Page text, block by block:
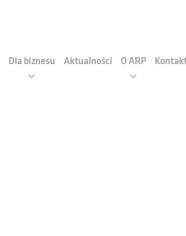
Dla biznesu Aktualności O ARP